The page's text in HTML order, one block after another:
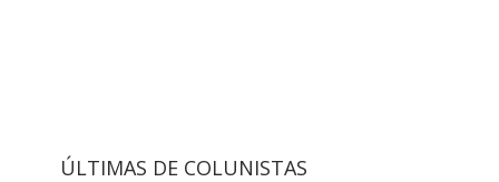
ÚLTIMAS DE COLUNISTAS